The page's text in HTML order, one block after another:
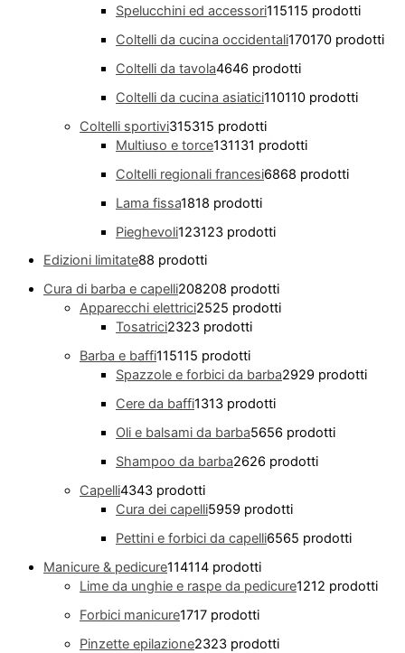
Spelucchini ed accessori115115 prodotti
Coltelli da cucina occidentali170170 prodotti
Coltelli da tavola4646 prodotti
Coltelli da cucina asiatici110110 prodotti
Coltelli sportivi315315 prodotti
Multiuso e torce131131 prodotti
Coltelli regionali francesi6868 prodotti
Lama fissa1818 prodotti
Pieghevoli123123 prodotti
Edizioni limitate88 prodotti
Cura di barba e capelli208208 prodotti
Apparecchi elettrici2525 prodotti
Tosatrici2323 prodotti
Barba e baffi115115 prodotti
Spazzole e forbici da barba2929 prodotti
Cere da baffi1313 prodotti
Oli e balsami da barba5656 prodotti
Shampoo da barba2626 prodotti
Capelli4343 prodotti
Cura dei capelli5959 prodotti
Pettini e forbici da capelli6565 prodotti
Manicure & pedicure114114 prodotti
Lime da unghie e raspe da pedicure1212 prodotti
Forbici manicure1717 prodotti
Pinzette epilazione2323 prodotti